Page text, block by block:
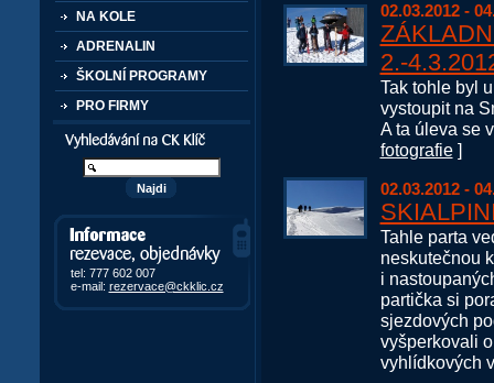
NA KOLE
ADRENALIN
ŠKOLNÍ PROGRAMY
PRO FIRMY
Vyhledávání kurzů a akcí
Informace, rezervace,
objedávky
tel: 777 602 007
e-mail: rezervace@ckklic.cz
02.03.2012 -
2.-
Tak tohle byl
vystoupit na
A ta úleva se
fotografie]
02.03.2012 -
Tahle parta
neskutečnou
i
partička si
sjezdových
vyšperkovali
vyhlídkových